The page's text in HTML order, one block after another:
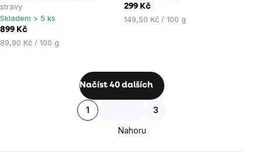
stravy
Skladem > 5 ks
899 Kč
Měrná
89,90 Kč / 100 g
299 Kč
Měrná
149,50 Kč / 100 g
Ovládací
výpisu
Načíst 40 dalších
Stránkování
1 3
Nahoru